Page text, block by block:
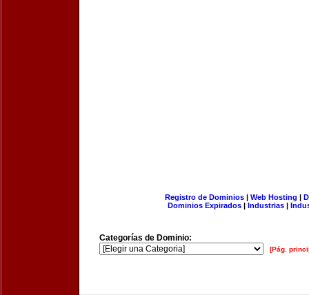
Registro de Dominios| Web Hosting |
Dominios Expirados | Industrias |
Categorías de Dominio:
[Pág.